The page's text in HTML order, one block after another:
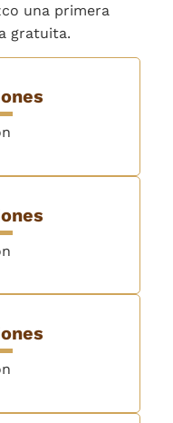
una primera
gratuita.